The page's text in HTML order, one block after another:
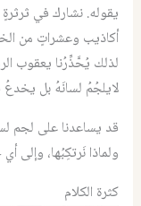
يقوله. نشارك في
أكاذيب وعشراتٍ من
لذلك يُحَّذِّرُنا يعقوب
لايلجُمُ لسانَهُ بل يخدعُ
قد يساعدنا على لجم
ولماذا نَرتكِبُها، وإلى
كثرة الكلام